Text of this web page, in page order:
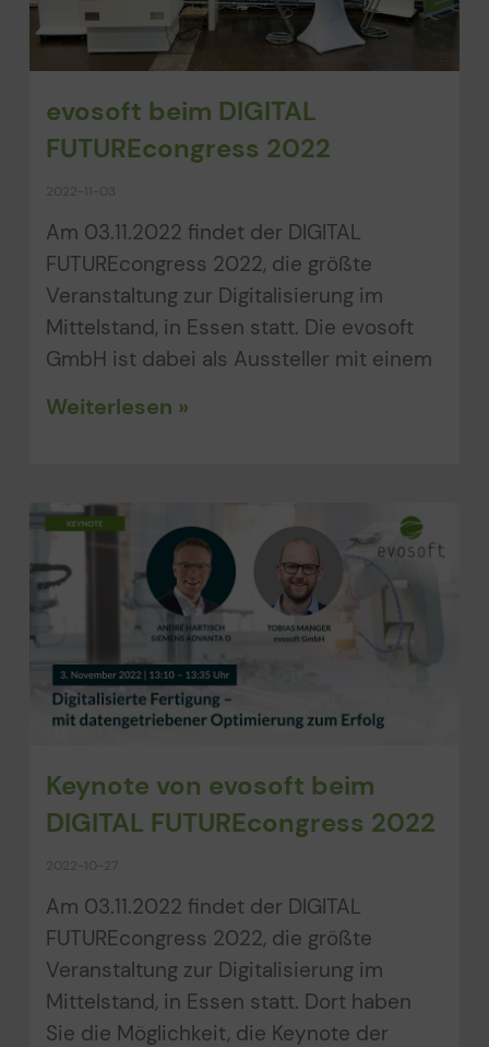
evosoft beim DIGITAL
FUTUREcongress 2022
2022-11-03
Am 03.11.2022 findet der DIGITAL
FUTUREcongress 2022, die größte
Veranstaltung zur Digitalisierung im
Mittelstand, in Essen statt. Die evosoft
GmbH ist dabei als Aussteller mit einem
Weiterlesen »
Keynote von evosoft beim
DIGITAL FUTUREcongress 2022
2022-10-27
Am 03.11.2022 findet der DIGITAL
FUTUREcongress 2022, die größte
Veranstaltung zur Digitalisierung im
Mittelstand, in Essen statt. Dort haben
Sie die Möglichkeit, die Keynote der